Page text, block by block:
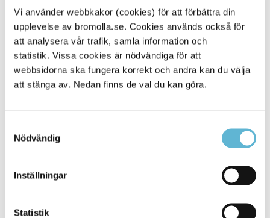
Vi använder webbkakor (cookies) för att förbättra din
upplevelse av bromolla.se. Cookies används också för
att analysera vår trafik, samla information och
statistik. Vissa cookies är nödvändiga för att
webbsidorna ska fungera korrekt och andra kan du välja
att stänga av. Nedan finns de val du kan göra.
Nödvändig
Inställningar
Statistik
Kontakt
Inger Hofflander
Kommunsekreterare
0456-82 21 72
inger.hofflander@bromolla.se